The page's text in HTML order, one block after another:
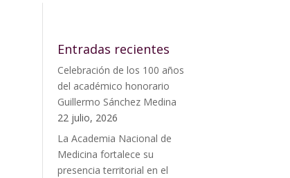
Entradas recientes
Celebración de los 100 años
del académico honorario
Guillermo Sánchez Medina
22 julio, 2026
La Academia Nacional de
Medicina fortalece su
presencia territorial en el